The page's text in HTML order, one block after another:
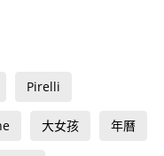
Pirelli
大女孩 年曆